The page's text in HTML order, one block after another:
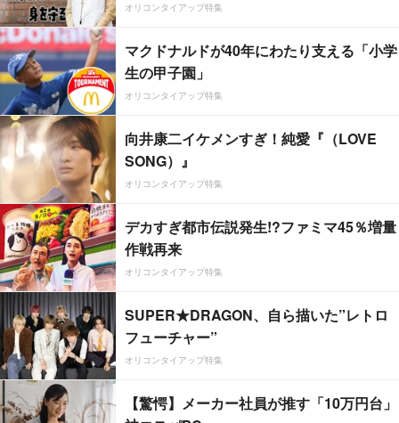
オリコンタイアップ特集
マクドナルドが40年にわたり支える「小学
生の甲子園」
オリコンタイアップ特集
向井康二イケメンすぎ！純愛『（LOVE
SONG）』
オリコンタイアップ特集
デカすぎ都市伝説発生!?ファミマ45％増量
作戦再来
オリコンタイアップ特集
SUPER★DRAGON、自ら描いた”レトロ
フューチャー”
オリコンタイアップ特集
【驚愕】メーカー社員が推す「10万円台」